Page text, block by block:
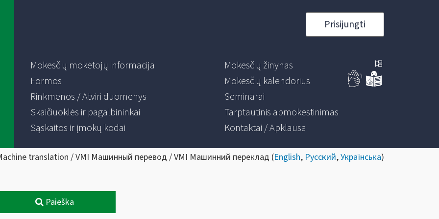
Prisijungti
Mokesčių mokėtojų informacija
Formos
Rinkmenos / Atviri duomenys
Skaičiuoklės ir pagalbininkai
Sąskaitos ir įmokų kodai
Mokesčių žinynas
Mokesčių kalendorius
Seminarai
Tarptautinis apmokestinimas
Kontaktai / Apklausa
translation / VMI Машинный перевод / VMI Машинний переклад (English, Русский,Українська)
Paieška